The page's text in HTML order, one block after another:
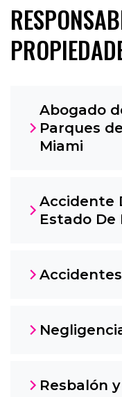
Abogado
Parques
Miami
Accidente
Estado De
Resbalón